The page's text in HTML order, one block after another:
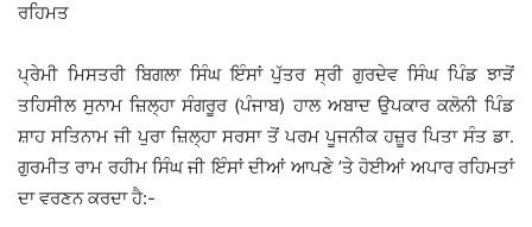
ਰਹਿਮਤ
ਪ੍ਰੇਮੀ ਮਿਸਤਰੀ ਬਿਗਲਾ ਸਿੰਘ ਇੰਸਾਂ ਪੁੱਤਰ ਸ੍ਰੀ ਗੁਰਦੇਵ ਸਿੰਘ ਪਿੰਡ ਝਾੜੋਂ
ਤਹਿਸੀਲ ਸੁਨਾਮ ਜ਼ਿਲ੍ਹਾ ਸੰਗਰੂਰ (ਪੰਜਾਬ) ਹਾਲ ਅਬਾਦ ਉਪਕਾਰ ਕਲੋਨੀ ਪਿੰਡ
ਸ਼ਾਹ ਸਤਿਨਾਮ ਜੀ ਪੁਰਾ ਜ਼ਿਲ੍ਹਾ ਸਰਸਾ ਤੋਂ ਪਰਮ ਪੂਜਨੀਕ ਹਜ਼ੂਰ ਪਿਤਾ ਸੰਤ ਡਾ.
ਗੁਰਮੀਤ ਰਾਮ ਰਹੀਮ ਸਿੰਘ ਜੀ ਇੰਸਾਂ ਦੀਆਂ ਆਪਣੇ ’ਤੇ ਹੋਈਆਂ ਅਪਾਰ ਰਹਿਮਤਾਂ
ਦਾ ਵਰਣਨ ਕਰਦਾ ਹੈ:-